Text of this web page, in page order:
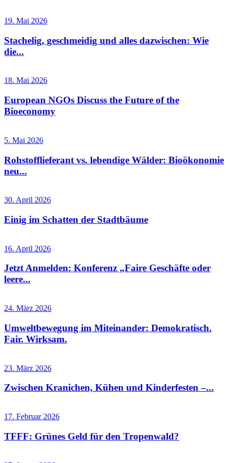
19. Mai 2026
Stachelig, geschmeidig und alles dazwischen: Wie
die...
18. Mai 2026
European NGOs Discuss the Future of the
Bioeconomy
5. Mai 2026
Rohstofflieferant vs. lebendige Wälder: Bioökonomie
neu...
30. April 2026
Einig im Schatten der Stadtbäume
16. April 2026
Jetzt Anmelden: Konferenz „Faire Geschäfte oder
leere...
24. März 2026
Umweltbewegung im Miteinander: Demokratisch.
Fair. Wirksam.
23. März 2026
Zwischen Kranichen, Kühen und Kinderfesten –...
17. Februar 2026
TFFF: Grünes Geld für den Tropenwald?